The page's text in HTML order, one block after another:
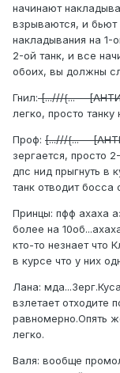
начинают
взрываются, и бьют
накладывания на 1-
2-ой танк, и все
обоих, вы должны
Гнил:[...///{...---
легко, просто
Проф: [...///{...---
зергается, просто
дпс нид прыгнуть в
танк отводит босса
Принцы: пфф ахаха
более на
кто-то незнает что
в курсе что у них
Лана:
взлетает отходите
равномерно.Опять
легко.
Валя: вообще